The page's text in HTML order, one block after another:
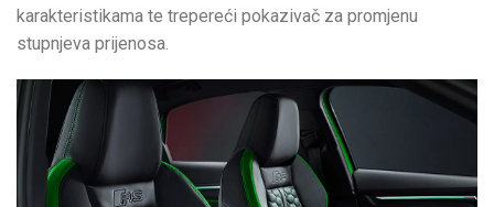
karakteristikama te trepereći pokazivač za promjenu
stupnjeva prijenosa.